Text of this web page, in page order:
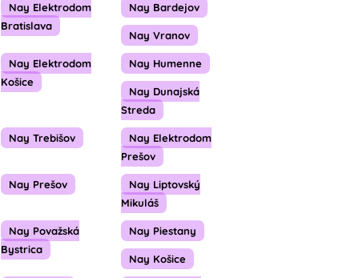
Nay Elektrodom
Bratislava
Nay Bardejov
Nay Vranov
Nay Elektrodom
Košice
Nay Humenne
Nay Dunajská
Streda
Nay Trebišov
Nay Elektrodom
Prešov
Nay Prešov
Nay Liptovský
Mikuláš
Nay Považská
Bystrica
Nay Piestany
Nay Košice